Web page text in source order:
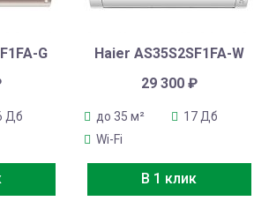
G
Дб
Haier AS35S2SF1FA-W
29 300 ₽
до 35 м²
17 Дб
Wi-Fi
В 1 клик